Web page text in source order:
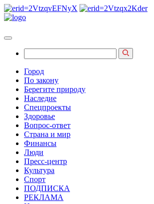
Город
По закону
Берегите природу
Наследие
Спецпроекты
Здоровье
Вопрос-ответ
Страна и мир
Финансы
Люди
Пресс-центр
Культура
Спорт
ПОДПИСКА
РЕКЛАМА